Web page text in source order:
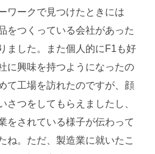
ワークで見つけたときには
をつくっている会社があった
ました。また個人的にF1も好
に興味を持つようになったの
て工場を訪れたのですが、顔
さつをしてもらえましたし、
をされている様子が伝わって
ね。ただ、製造業に就いたこ